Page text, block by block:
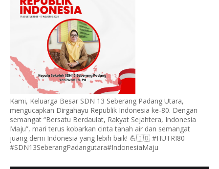
Kami, Keluarga Besar SDN 13 Seberang Padang Utara,
mengucapkan Dirgahayu Republik Indonesia ke-80. Dengan
semangat “Bersatu Berdaulat, Rakyat Sejahtera, Indonesia
Maju”, mari terus kobarkan cinta tanah air dan semangat
juang demi Indonesia yang lebih baik! 💪🇮🇩 #HUTRI80
#SDN13SeberangPadangutara#IndonesiaMaju